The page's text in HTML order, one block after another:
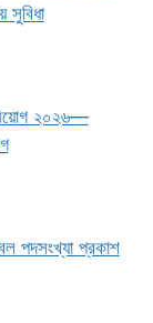
সুবিধা
নিয়োগ ২০২৬—
পদসংখ্যা প্রকাশ